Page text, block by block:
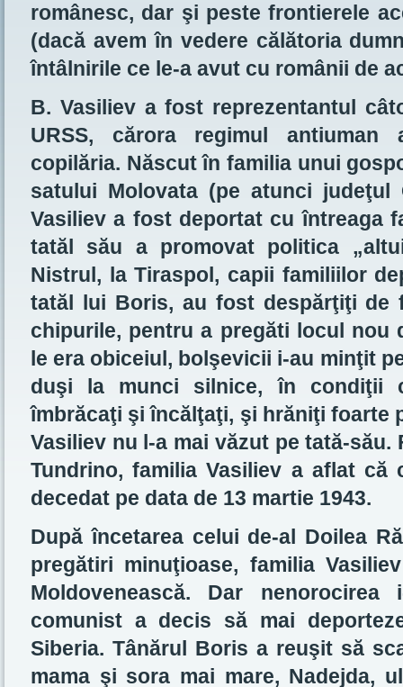
românesc, dar şi peste frontierele
(dacă avem în vedere călătoria
întâlnirile ce le-a avut cu românii de
B. Vasiliev a fost reprezentantul
URSS, cărora regimul
copilăria. Născut în familia unui
satului Molovata (pe atunci
Vasiliev a fost deportat cu întreaga
tatăl său a promovat politica
Nistrul, la Tiraspol, capii familiilor
tatăl lui Boris, au fost despărţiţi de
chipurile, pentru a pregăti locul nou
le era obiceiul, bolşevicii i-au minţit
duşi la munci silnice, în condiţii
îmbrăcaţi şi încălţaţi, şi hrăniţi foarte
Vasiliev nu l-a mai văzut pe tată-
Tundrino, familia Vasiliev a aflat că
decedat pe data de 13 martie 1943.
După încetarea celui de-al Doilea
pregătiri minuţioase, familia
Moldovenească. Dar
comunist a decis să mai
Siberia. Tânărul Boris a reuşit să
mama şi sora mai mare, Nadejda,